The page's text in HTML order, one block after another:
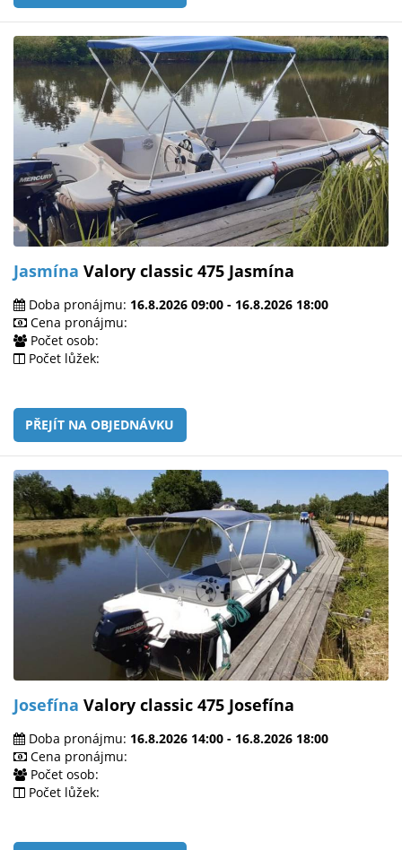
Jasmína Valory classic 475 Jasmína
Doba pronájmu: 16.8.2026 09:00 - 16.8.2026 18:00
Cena pronájmu:
Počet osob:
Počet lůžek:
PŘEJÍT NA OBJEDNÁVKU
Josefína Valory classic 475 Josefína
Doba pronájmu: 16.8.2026 14:00 - 16.8.2026 18:00
Cena pronájmu:
Počet osob:
Počet lůžek: